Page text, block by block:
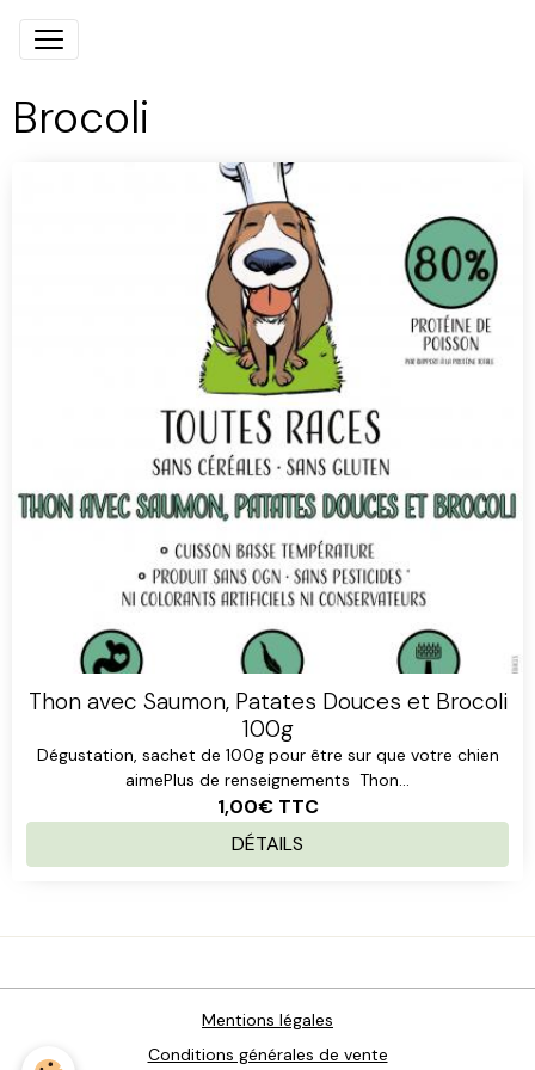
Brocoli
Thon avec Saumon, Patates Douces et Brocoli
100g
Dégustation, sachet de 100g pour être sur que votre chien
aimePlus de renseignements Thon...
1,00€ TTC
DÉTAILS
Mentions légales
Conditions générales de vente